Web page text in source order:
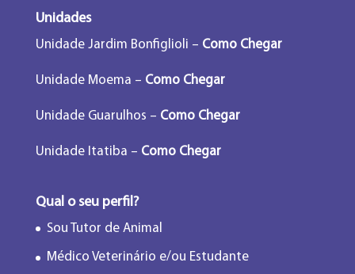
Unidades
Unidade Jardim Bonfiglioli – Como Chegar
Unidade Moema – Como Chegar
Unidade Guarulhos – Como Chegar
Unidade Itatiba – Como Chegar
Qual o seu perfil?
Sou Tutor de Animal
Médico Veterinário e/ou Estudante